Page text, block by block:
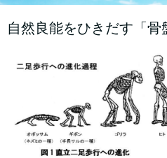
自然良能をひきだす「骨